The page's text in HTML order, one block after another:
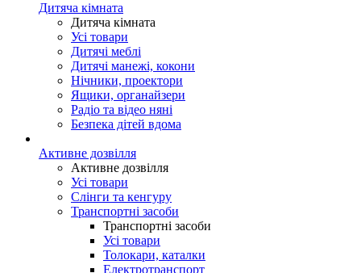
Дитяча кімната
Дитяча кімната
Усі товари
Дитячі меблі
Дитячі манежі, кокони
Нічники, проектори
Ящики, органайзери
Радіо та відео няні
Безпека дітей вдома
Активне дозвілля
Активне дозвілля
Усі товари
Слінги та кенгуру
Транспортні засоби
Транспортні засоби
Усі товари
Толокари, каталки
Електротранспорт